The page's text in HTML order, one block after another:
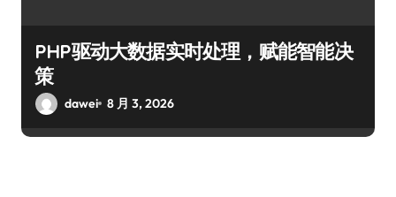
PHP驱动大数据实时处理，赋能智能决
策
dawei 8 月 3, 2026